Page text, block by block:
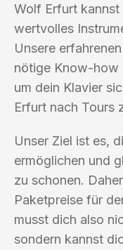
Wolf Erfurt kannst
wertvolles
Unsere
nötige Know-how
um dein Klavier
Erfurt nach Tours
Unser Ziel ist es,
ermöglichen und
zu schonen.
Paketpreise für
musst dich also
sondern kannst